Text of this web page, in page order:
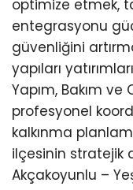
optimize etmek,
entegrasyonu
güvenliğini
yapıları
Yapım, Bakım ve
profesyonel
kalkınma
ilçesinin stratejik
Akçakoyunlu –